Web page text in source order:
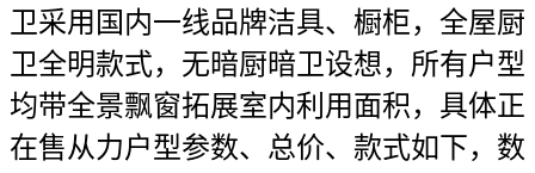
卫采用国内一线品牌洁具、橱柜，全屋厨
卫全明款式，无暗厨暗卫设想，所有户型
均带全景飘窗拓展室内利用面积，具体正
在售从力户型参数、总价、款式如下，数